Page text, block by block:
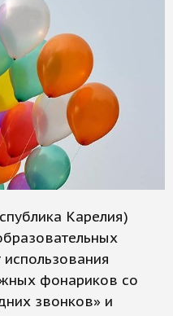
Карелия)
фонариков со
звонков» и